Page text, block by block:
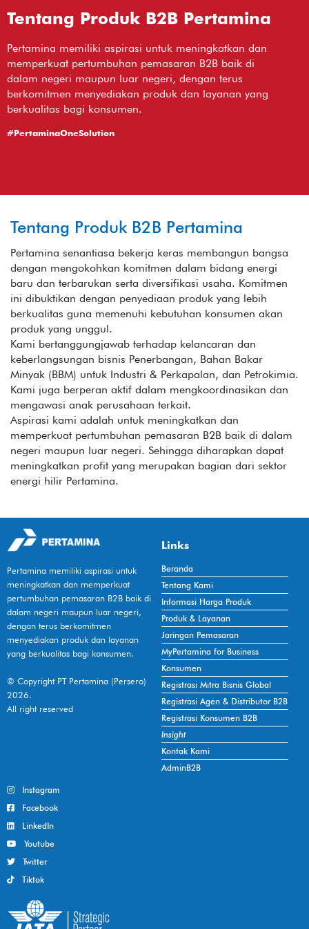
Tentang Produk B2B Pertamina
Pertamina memiliki aspirasi untuk meningkatkan dan
memperkuat pertumbuhan pemasaran B2B baik di
dalam negeri maupun luar negeri, dengan terus
berkomitmen menyediakan produk dan layanan yang
berkualitas bagi konsumen.
#PertaminaOneSolution
Tentang Produk B2B Pertamina
Pertamina senantiasa bekerja keras membangun bangsa
dengan mengokohkan komitmen dalam bidang energi
baru dan terbarukan serta diversifikasi usaha. Komitmen
ini dibuktikan dengan penyediaan produk yang lebih
berkualitas guna memenuhi kebutuhan konsumen akan
produk yang unggul.
Kami bertanggungjawab terhadap kelancaran dan
keberlangsungan bisnis Penerbangan, Bahan Bakar
Minyak (BBM) untuk Industri & Perkapalan, dan Petrokimia.
Kami juga berperan aktif dalam mengkoordinasikan dan
mengawasi anak perusahaan terkait.
Aspirasi kami adalah untuk meningkatkan dan
memperkuat pertumbuhan pemasaran B2B baik di dalam
negeri maupun luar negeri. Sehingga diharapkan dapat
meningkatkan profit yang merupakan bagian dari sektor
energi hilir Pertamina.
Pertamina memiliki aspirasi untuk
meningkatkan dan memperkuat
pertumbuhan pemasaran B2B baik di
dalam negeri maupun luar negeri,
dengan terus berkomitmen
menyediakan produk dan layanan
yang berkualitas bagi konsumen.
© Copyright PT Pertamina (Persero)
2026.
All right reserved
Links
Beranda
Tentang Kami
Informasi Harga Produk
Produk & Layanan
Jaringan Pemasaran
MyPertamina for Business
Konsumen
Registrasi Mitra Bisnis Global
Registrasi Agen & Distributor B2B
Registrasi Konsumen B2B
Insight
Kontak Kami
AdminB2B
Instagram
Facebook
LinkedIn
Youtube
Twitter
Tiktok